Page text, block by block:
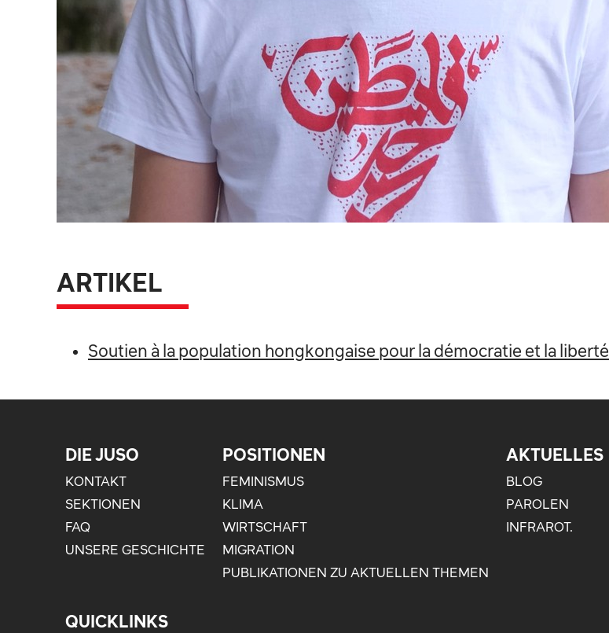
ARTIKEL
Soutien à la population hongkongaise pour la démocratie et la liberté
DIE JUSO
KONTAKT
SEKTIONEN
FAQ
UNSERE GESCHICHTE
POSITIONEN
FEMINISMUS
KLIMA
WIRTSCHAFT
MIGRATION
PUBLIKATIONEN ZU AKTUELLEN THEMEN
AKTUELLES
BLOG
PAROLEN
INFRAROT.
QUICKLINKS